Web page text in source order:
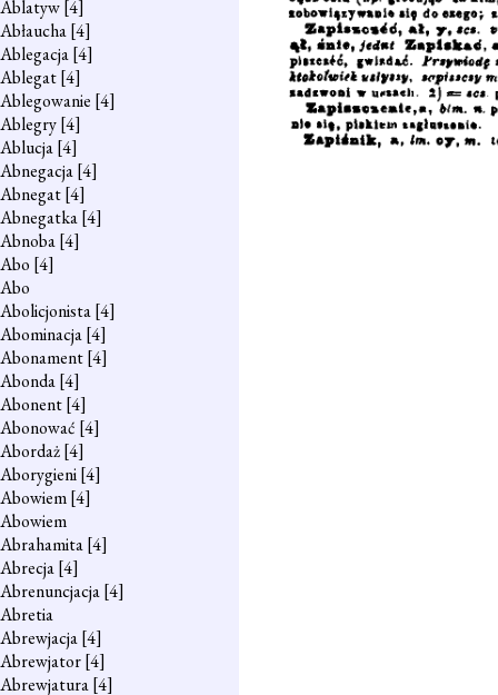
Ablatyw[4]
Abłaucha[4]
Ablegacja[4]
Ablegat[4]
Ablegowanie [4]
Ablegry[4]
Ablucja[4]
Abnegacja[4]
Abnegat[4]
Abnegatka[4]
Abnoba[4]
Abo [4]
Abo
Abolicjonista[4]
Abominacja[4]
Abonament[4]
Abonda[4]
Abonent[4]
Abonować [4]
Abordaż[4]
Aborygieni[4]
Abowiem[4]
Abowiem
Abrahamita[4]
Abrecja[4]
Abrenuncjacja[4]
Abretia
Abrewjacja[4]
Abrewjator[4]
Abrewjatura[4]